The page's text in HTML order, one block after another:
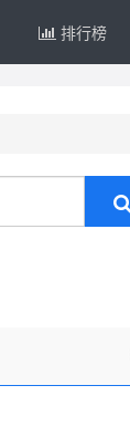
排行榜